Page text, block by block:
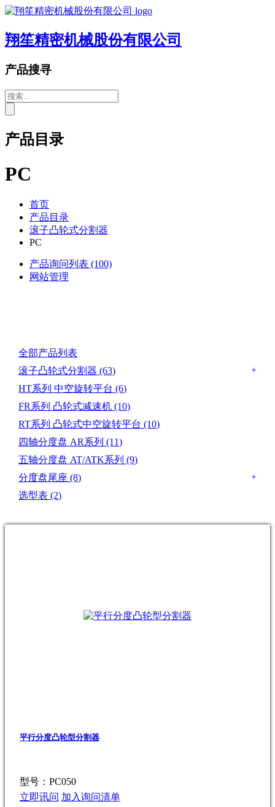
翔笙精密机械股份有限公司
产品搜寻
产品目录
PC
首页
产品目录
滚子凸轮式分割器
PC
产品询问列表 (100)
网站管理
全部产品列表
滚子凸轮式分割器(63)
HT系列 中空旋转平台(6)
FR系列 凸轮式减速机(10)
RT系列 凸轮式中空旋转平台(10)
四轴分度盘 AR系列(11)
五轴分度盘 AT/ATK系列(9)
分度盘尾座(8)
选型表(2)
平行分度凸轮型分割器
型号：PC050
立即讯问 加入询问清单